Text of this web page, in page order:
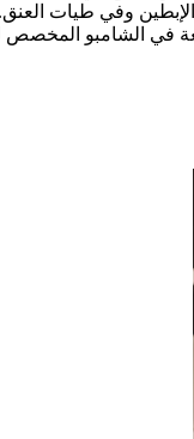
وفي طيات
في الشامبو المخصص